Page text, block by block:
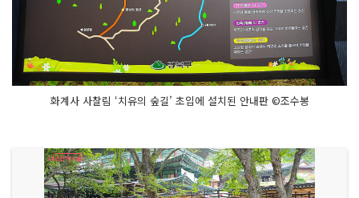
화계사 사찰림 ‘치유의 숲길’ 초입에 설치된 안내판 ©조수봉